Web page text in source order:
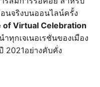
นจริงบนออนไลน์ครั้ง
of Virtual Celebration
ทุกเจเนอเรชันของเมือง
2021อย่างคับคั่ง